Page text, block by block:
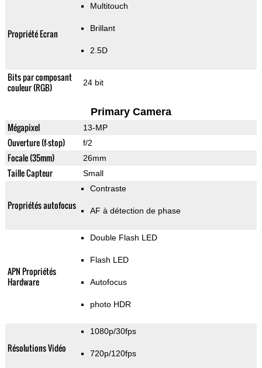
Propriété Ecran
Multitouch
Brillant
2.5D
Bits par composant
couleur (RGB)
24 bit
Primary Camera
Mégapixel 13-MP
Ouverture (f-stop) f/2
Focale (35mm) 26mm
Taille Capteur Small
Propriétés autofocus
Contraste
AF à détection de phase
APN Propriétés
Hardware
Double Flash LED
Flash LED
Autofocus
photo HDR
Résolutions Vidéo
1080p/30fps
720p/120fps